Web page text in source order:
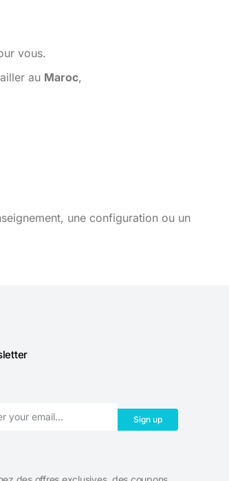
vous.
au Maroc,
une configuration ou un
Sign up